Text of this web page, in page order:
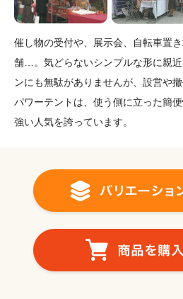
催し物の受付や、展示会、自転車置
舗…。気どらないシンプルな形に親
ンにも無駄がありませんが、設営や
パワーテントは、使う側に立った簡
強い人気を誇っています。